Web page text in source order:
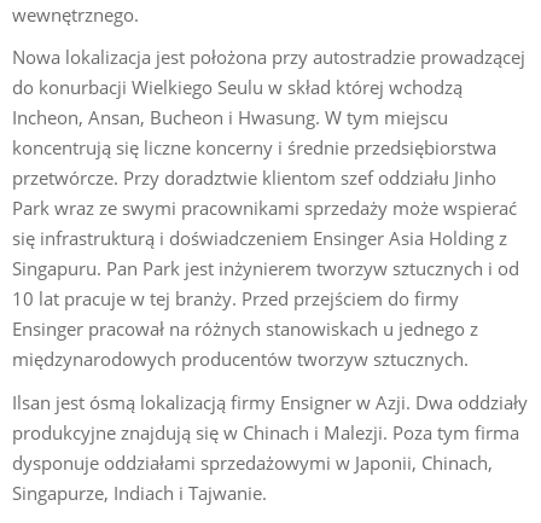
wewnętrznego.
Nowa lokalizacja jest położona przy autostradzie prowadzącej
do konurbacji Wielkiego Seulu w skład której wchodzą
Incheon, Ansan, Bucheon i Hwasung. W tym miejscu
koncentrują się liczne koncerny i średnie przedsiębiorstwa
przetwórcze. Przy doradztwie klientom szef oddziału Jinho
Park wraz ze swymi pracownikami sprzedaży może wspierać
się infrastrukturą i doświadczeniem Ensinger Asia Holding z
Singapuru. Pan Park jest inżynierem tworzyw sztucznych i od
10 lat pracuje w tej branży. Przed przejściem do firmy
Ensinger pracował na różnych stanowiskach u jednego z
międzynarodowych producentów tworzyw sztucznych.
Ilsan jest ósmą lokalizacją firmy Ensigner w Azji. Dwa oddziały
produkcyjne znajdują się w Chinach i Malezji. Poza tym firma
dysponuje oddziałami sprzedażowymi w Japonii, Chinach,
Singapurze, Indiach i Tajwanie.